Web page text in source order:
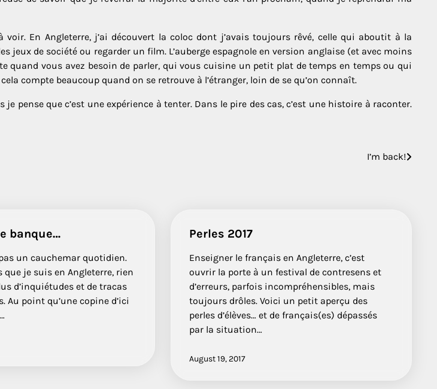
En Angleterre, j’ai découvert la coloc dont j’avais toujours rêvé, celle qui aboutit à la
jeux de société ou regarder un film. L’auberge espagnole en version anglaise (et avec moins
quand vous avez besoin de parler, qui vous cuisine un petit plat de temps en temps ou qui
compte beaucoup quand on se retrouve à l’étranger, loin de se qu’on connaît.
pense que c’est une expérience à tenter. Dans le pire des cas, c’est une histoire à raconter.
I’m back!
banque…
un cauchemar quotidien.
que je suis en Angleterre, rien
d’inquiétudes et de tracas
Au point qu’une copine d’ici
Perles 2017
Enseigner le français en Angleterre, c’est
ouvrir la porte à un festival de contresens et
d’erreurs, parfois incompréhensibles, mais
toujours drôles. Voici un petit aperçu des
perles d’élèves… et de français(es) dépassés
par la situation…
August 19, 2017